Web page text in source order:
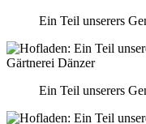
Ein Teil unserers
Ein Teil unserers